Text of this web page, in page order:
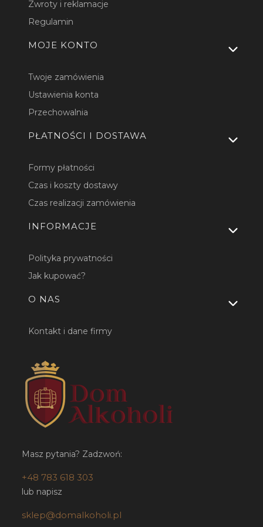
Zwroty i reklamacje
Regulamin
MOJE KONTO
Twoje zamówienia
Ustawienia konta
Przechowalnia
PŁATNOŚCI I DOSTAWA
Formy płatności
Czas i koszty dostawy
Czas realizacji zamówienia
INFORMACJE
Polityka prywatności
Jak kupować?
O NAS
Kontakt i dane firmy
Masz pytania? Zadzwoń:
+48 783 618 303
lub napisz
sklep@domalkoholi.pl